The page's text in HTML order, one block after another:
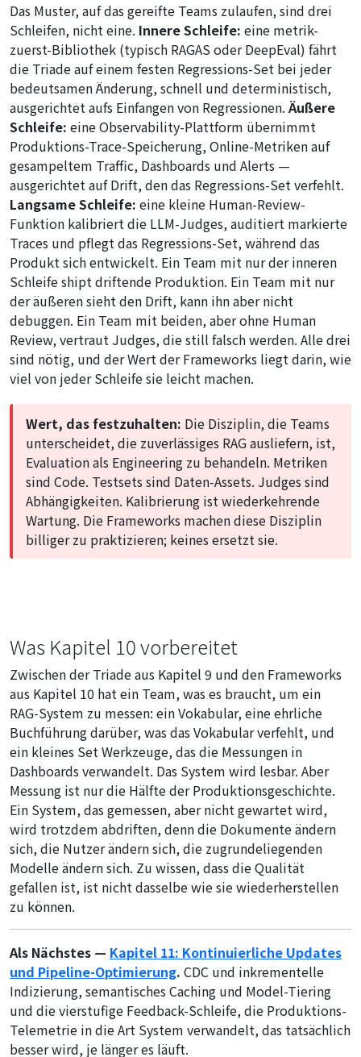
Das Muster, auf das gereifte Teams zulaufen, sind drei
Schleifen, nicht eine. Innere Schleife: eine metrik-
zuerst-Bibliothek (typisch RAGAS oder DeepEval) fährt
die Triade auf einem festen Regressions-Set bei jeder
bedeutsamen Änderung, schnell und deterministisch,
ausgerichtet aufs Einfangen von Regressionen. Äußere
Schleife: eine Observability-Plattform übernimmt
Produktions-Trace-Speicherung, Online-Metriken auf
gesampeltem Traffic, Dashboards und Alerts —
ausgerichtet auf Drift, den das Regressions-Set verfehlt.
Langsame Schleife: eine kleine Human-Review-
Funktion kalibriert die LLM-Judges, auditiert markierte
Traces und pflegt das Regressions-Set, während das
Produkt sich entwickelt. Ein Team mit nur der inneren
Schleife shipt driftende Produktion. Ein Team mit nur
der äußeren sieht den Drift, kann ihn aber nicht
debuggen. Ein Team mit beiden, aber ohne Human
Review, vertraut Judges, die still falsch werden. Alle drei
sind nötig, und der Wert der Frameworks liegt darin, wie
viel von jeder Schleife sie leicht machen.
Wert, das festzuhalten: Die Disziplin, die Teams
unterscheidet, die zuverlässiges RAG ausliefern, ist,
Evaluation als Engineering zu behandeln. Metriken
sind Code. Testsets sind Daten-Assets. Judges sind
Abhängigkeiten. Kalibrierung ist wiederkehrende
Wartung. Die Frameworks machen diese Disziplin
billiger zu praktizieren; keines ersetzt sie.
Was Kapitel 10 vorbereitet
Zwischen der Triade aus Kapitel 9 und den Frameworks
aus Kapitel 10 hat ein Team, was es braucht, um ein
RAG-System zu messen: ein Vokabular, eine ehrliche
Buchführung darüber, was das Vokabular verfehlt, und
ein kleines Set Werkzeuge, das die Messungen in
Dashboards verwandelt. Das System wird lesbar. Aber
Messung ist nur die Hälfte der Produktionsgeschichte.
Ein System, das gemessen, aber nicht gewartet wird,
wird trotzdem abdriften, denn die Dokumente ändern
sich, die Nutzer ändern sich, die zugrundeliegenden
Modelle ändern sich. Zu wissen, dass die Qualität
gefallen ist, ist nicht dasselbe wie sie wiederherstellen
zu können.
Als Nächstes — Kapitel 11: Kontinuierliche Updates
und Pipeline-Optimierung. CDC und inkrementelle
Indizierung, semantisches Caching und Model-Tiering
und die vierstufige Feedback-Schleife, die Produktions-
Telemetrie in die Art System verwandelt, das tatsächlich
besser wird, je länger es läuft.